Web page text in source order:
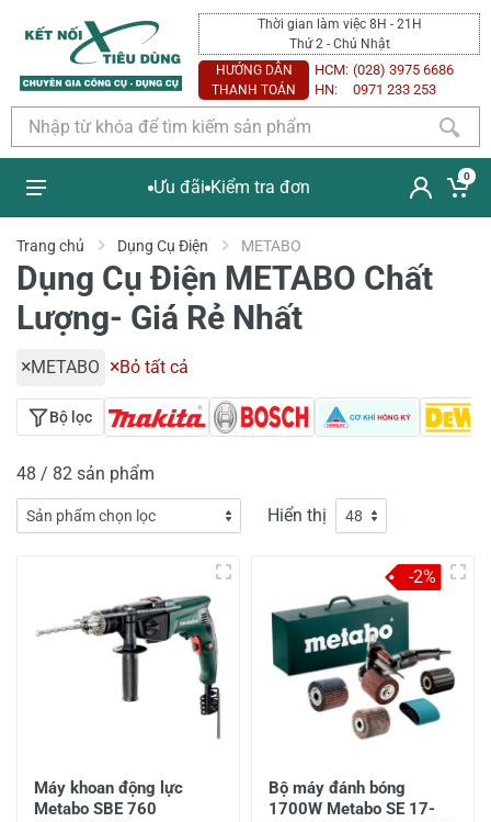
Thời gian làm việc 8H - 21H
Thứ 2 - Chủ Nhật
HƯỚNG DẪN
THANH TOÁN
HCM: (028) 3975 6686
HN:
0971 233 253
Ưu đãi Kiểm tra đơn
0
Trang chủ Dụng Cụ Điện METABO
Dụng Cụ Điện METABO Chất
Lượng- Giá Rẻ Nhất
METABO Bỏ tất cả
Bộ lọc
48 / 82 sản phẩm
Hiển thị
Máy khoan động lực
Metabo SBE 760
Bộ máy đánh bóng
1700W Metabo SE 17-
-2%